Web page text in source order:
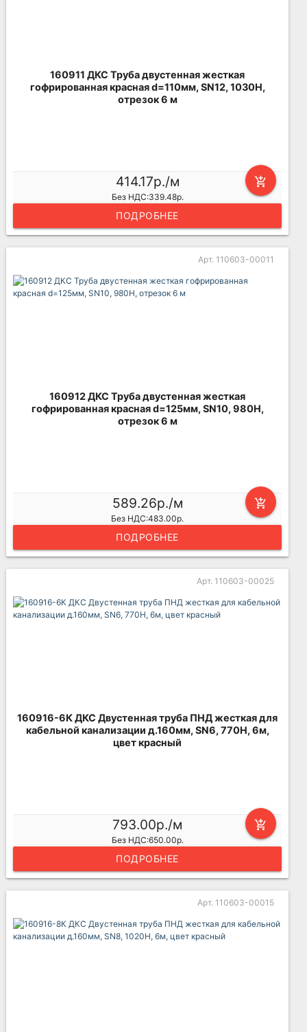
160911 ДКС Труба двустенная жесткая
гофрированная красная d=110мм, SN12, 1030Н,
отрезок 6 м
add_shopping_cart
414.17р./м
Без НДС:339.48р.
ПОДРОБНЕЕ
Арт. 110603-00011
160912 ДКС Труба двустенная жесткая
гофрированная красная d=125мм, SN10, 980Н,
отрезок 6 м
add_shopping_cart
589.26р./м
Без НДС:483.00р.
ПОДРОБНЕЕ
Арт. 110603-00025
160916-6К ДКС Двустенная труба ПНД жесткая для
кабельной канализации д.160мм, SN6, 770Н, 6м,
цвет красный
add_shopping_cart
793.00р./м
Без НДС:650.00р.
ПОДРОБНЕЕ
Арт. 110603-00015